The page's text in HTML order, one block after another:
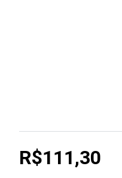
R$111,30